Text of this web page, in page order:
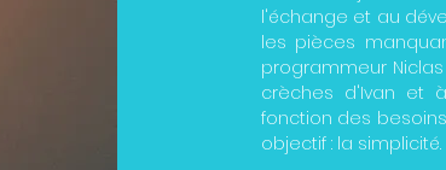
l'échange et au
les pièces
programmeur
crèches d'Ivan et
fonction des
objectif : la simplicité.